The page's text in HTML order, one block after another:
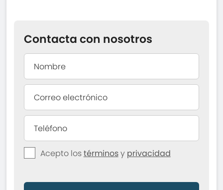
Contacta con nosotros
Acepto lostérminosy privacidad